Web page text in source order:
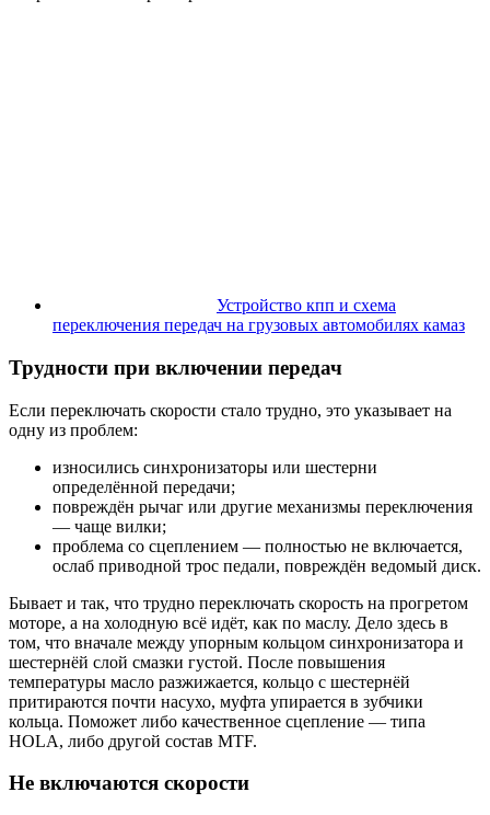
Устройство кпп и схема
переключения передач на грузовых автомобилях камаз
Трудности при включении передач
Если переключать скорости стало трудно, это указывает на
одну из проблем:
износились синхронизаторы или шестерни
определённой передачи;
повреждён рычаг или другие механизмы переключения
— чаще вилки;
проблема со сцеплением — полностью не включается,
ослаб приводной трос педали, повреждён ведомый диск.
Бывает и так, что трудно переключать скорость на прогретом
моторе, а на холодную всё идёт, как по маслу. Дело здесь в
том, что вначале между упорным кольцом синхронизатора и
шестернёй слой смазки густой. После повышения
температуры масло разжижается, кольцо с шестернёй
притираются почти насухо, муфта упирается в зубчики
кольца. Поможет либо качественное сцепление — типа
HOLA, либо другой состав MTF.
Не включаются скорости